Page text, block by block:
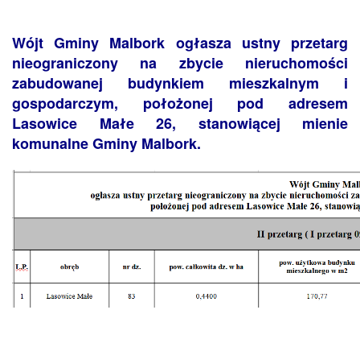
Wójt Gminy Malbork ogłasza ustny przetarg
nieograniczony na zbycie nieruchomości
zabudowanej budynkiem mieszkalnym i
gospodarczym, położonej pod adresem
Lasowice Małe 26, stanowiącej mienie
komunalne Gminy Malbork.